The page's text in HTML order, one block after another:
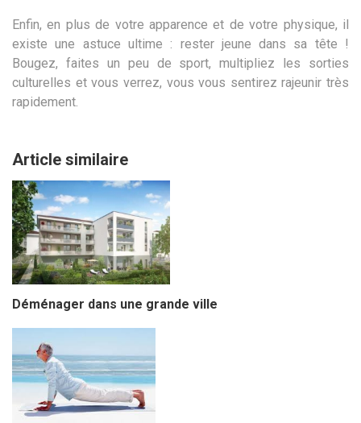
Enfin, en plus de votre apparence et de votre physique, il
existe une astuce ultime : rester jeune dans sa tête !
Bougez, faites un peu de sport, multipliez les sorties
culturelles et vous verrez, vous vous sentirez rajeunir très
rapidement.
Article similaire
Déménager dans une grande ville